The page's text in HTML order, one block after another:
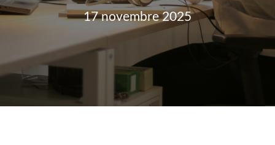
17 novembre 2025